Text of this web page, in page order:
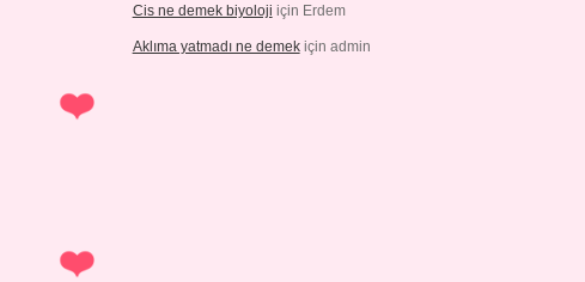
Cis ne demek biyoloji için Erdem
Aklıma yatmadı ne demekiçin admin